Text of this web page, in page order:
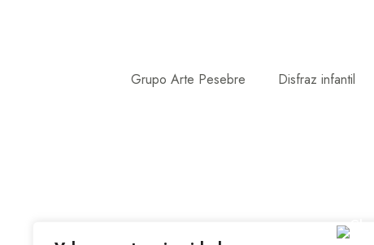
Grupo Arte Pesebre Disfraz infantil